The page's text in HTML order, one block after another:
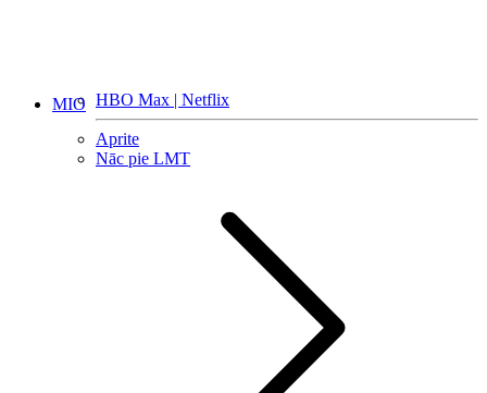
HBO Max | Netflix
Aprite
Nāc pie LMT
MIO